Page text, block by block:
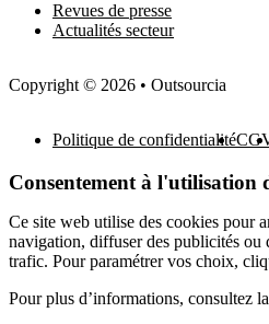
Revues de presse
Actualités secteur
Copyright © 2026 • Outsourcia
Politique de confidentialité
Consentement à l'utilisation
Ce site web utilise des cookies pour
navigation, diffuser des publicités ou
trafic. Pour paramétrer vos choix,
Pour plus d’informations, consultez la